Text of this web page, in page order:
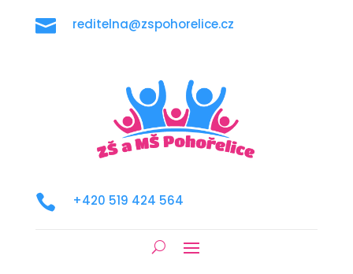
 reditelna@zspohorelice.cz
 +420 519 424 564